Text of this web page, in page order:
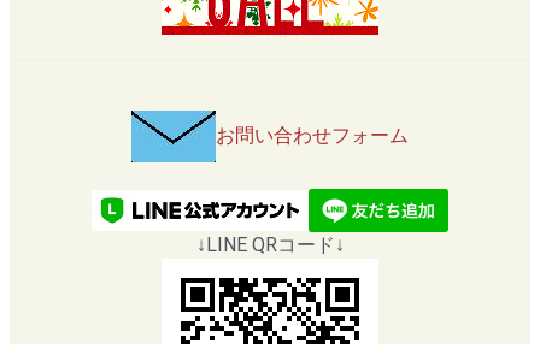
お問い合わせフォーム
↓LINE QRコード↓